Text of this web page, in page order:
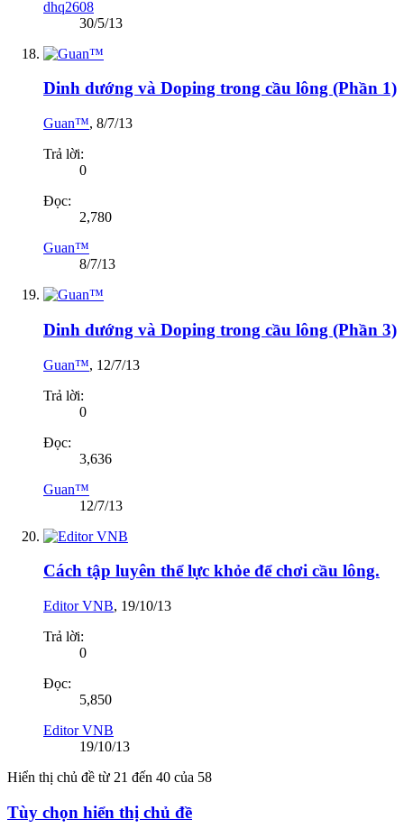
dhq2608
30/5/13
Dinh dướng và Doping trong cầu lông (Phần 1)
Guan™, 8/7/13
Trả lời:
0
Đọc:
2,780
Guan™
8/7/13
Dinh dướng và Doping trong cầu lông (Phần 3)
Guan™, 12/7/13
Trả lời:
0
Đọc:
3,636
Guan™
12/7/13
Cách tập luyên thể lực khỏe để chơi cầu lông.
Editor VNB, 19/10/13
Trả lời:
0
Đọc:
5,850
Editor VNB
19/10/13
Hiển thị chủ đề từ 21 đến 40 của 58
Tùy chọn hiển thị chủ đề